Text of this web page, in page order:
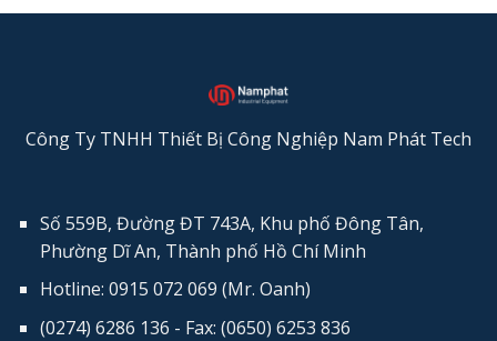
Công Ty TNHH Thiết Bị Công Nghiệp Nam Phát Tech
Số 559B, Đường ĐT 743A, Khu phố Đông Tân,
Phường Dĩ An, Thành phố Hồ Chí Minh
Hotline: 0915 072 069 (Mr. Oanh)
(0274) 6286 136 - Fax: (0650) 6253​ 836